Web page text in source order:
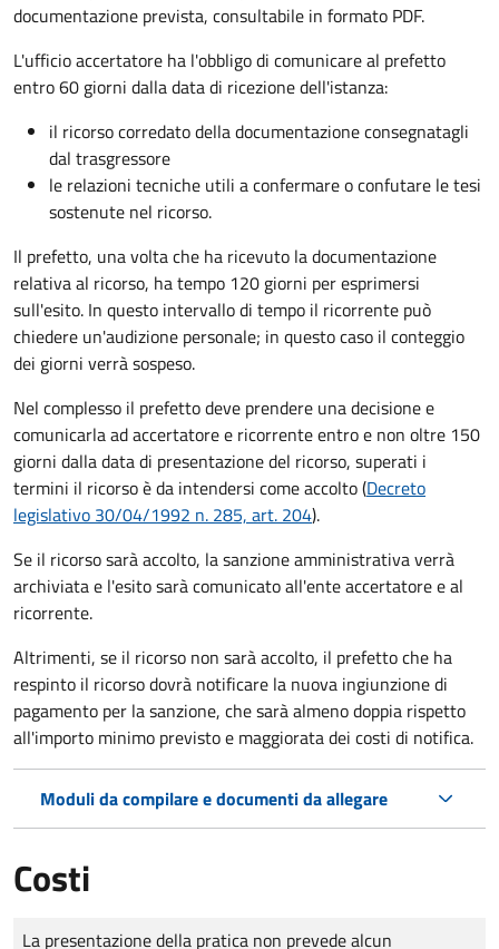
documentazione prevista, consultabile in formato PDF.
L'ufficio accertatore ha l'obbligo di comunicare al prefetto
entro 60 giorni dalla data di ricezione dell'istanza:
il ricorso corredato della documentazione consegnatagli
dal trasgressore
le relazioni tecniche utili a confermare o confutare le tesi
sostenute nel ricorso.
Il prefetto, una volta che ha ricevuto la documentazione
relativa al ricorso, ha tempo 120 giorni per esprimersi
sull'esito. In questo intervallo di tempo il ricorrente può
chiedere un'audizione personale; in questo caso il conteggio
dei giorni verrà sospeso.
Nel complesso il prefetto deve prendere una decisione e
comunicarla ad accertatore e ricorrente entro e non oltre 150
giorni dalla data di presentazione del ricorso, superati i
termini il ricorso è da intendersi come accolto (Decreto
legislativo 30/04/1992 n. 285, art. 204).
Se il ricorso sarà accolto, la sanzione amministrativa verrà
archiviata e l'esito sarà comunicato all'ente accertatore e al
ricorrente.
Altrimenti, se il ricorso non sarà accolto, il prefetto che ha
respinto il ricorso dovrà notificare la nuova ingiunzione di
pagamento per la sanzione, che sarà almeno doppia rispetto
all'importo minimo previsto e maggiorata dei costi di notifica.
Moduli da compilare e documenti da allegare
Costi
Tipo di pagamento
Importo
La presentazione della pratica non prevede alcun